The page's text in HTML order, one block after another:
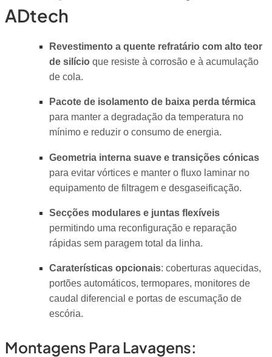
ADtech
Revestimento a quente refratário com alto teor
de silícioque resiste à corrosão e à acumulação
de cola.
Pacote de isolamento de baixa perda térmica
para manter a degradação da temperatura no
mínimo e reduzir o consumo de energia.
Geometria interna suave e transições cónicas
para evitar vórtices e manter o fluxo laminar no
equipamento de filtragem e desgaseificação.
Secções modulares e juntas flexíveis
permitindo uma reconfiguração e reparação
rápidas sem paragem total da linha.
Caraterísticas opcionais: coberturas aquecidas,
portões automáticos, termopares, monitores de
caudal diferencial e portas de escumação de
escória.
Montagens Para Lavagens: